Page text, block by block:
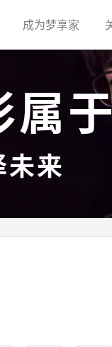
成为梦享家
属
未来